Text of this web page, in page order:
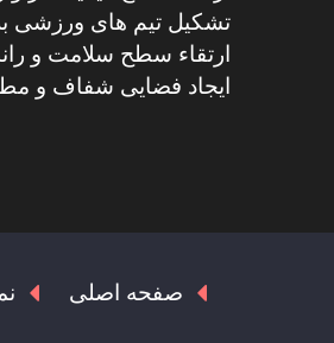
تشکیل تیم های ورزشی
ارتقاء سطح سلامت و
ایجاد فضایی شفاف و
صفحه اصلی